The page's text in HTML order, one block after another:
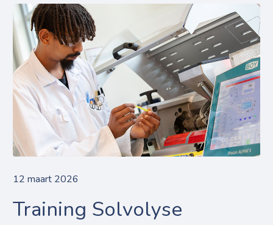
12 maart 2026
Training Solvolyse